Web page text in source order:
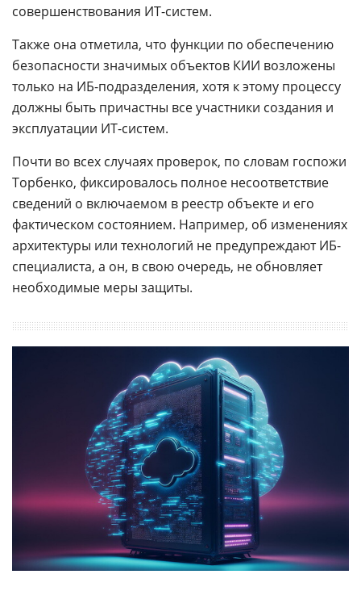
совершенствования ИТ-систем.
Также она отметила, что функции по обеспечению
безопасности значимых объектов КИИ возложены
только на ИБ-подразделения, хотя к этому процессу
должны быть причастны все участники создания и
эксплуатации ИТ-систем.
Почти во всех случаях проверок, по словам госпожи
Торбенко, фиксировалось полное несоответствие
сведений о включаемом в реестр объекте и его
фактическом состоянием. Например, об изменениях
архитектуры или технологий не предупреждают ИБ-
специалиста, а он, в свою очередь, не обновляет
необходимые меры защиты.